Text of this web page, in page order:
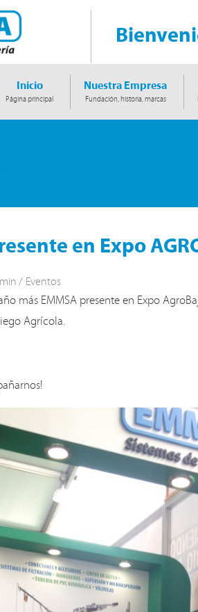
Inicio
Página principal
Nuestra Empresa
Fundación, historia, marcas
en Expo
Eventos
más EMMSA presente en Expo
Agrícola.